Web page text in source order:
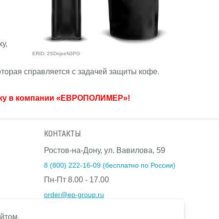
ERID: 2SDnjeeN3PG
справляется с задачей защиты кофе.
в компании «ЕВРОПОЛИМЕР»!
КОНТАКТЫ
Ростов-на-Дону, ул. Вавилова, 59
8 (800) 222-16-09 (бесплатно по России)
Пн-Пт 8.00 - 17.00
order@ep-group.ru